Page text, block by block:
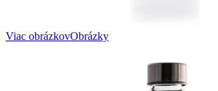
Viac obrázkovObrázky